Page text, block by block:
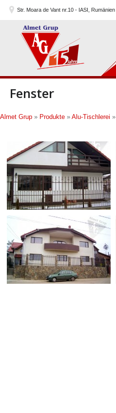
Str. Moara de Vant nr.10 - IASI, Rumänien
Fenster
Almet Grup » Produkte » Alu-Tischlerei »